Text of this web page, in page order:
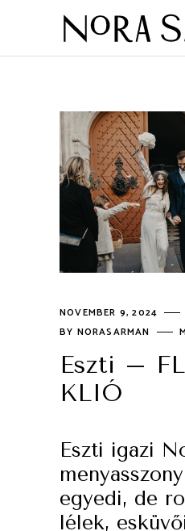
NOVEMBER 9, 2024
BY NORASARMAN
Eszti –
KLIÓ
Eszti igazi
egyedi, de
lélek,